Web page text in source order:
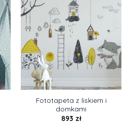
Fototapeta z liskiem i
domkami
893 zł